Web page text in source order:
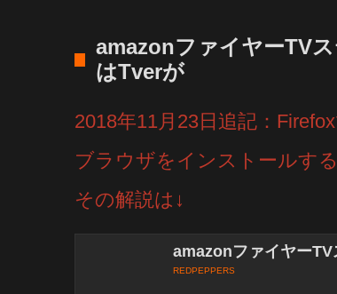
amazonファイヤーTV
はTverが
2018年11月23日追記：
ブラウザをインストールす
その解説は↓
amazonファイヤーTV
REDPEPPERS